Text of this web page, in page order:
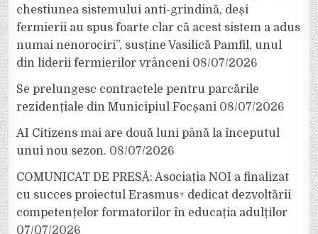
chestiunea sistemului anti-grindină, deși
fermierii au spus foarte clar că acest sistem a adus
numai nenorociri”, susține Vasilică Pamfil, unul
din liderii fermierilor vrânceni 08/07/2026
Se prelungesc contractele pentru parcările
rezidențiale din Municipiul Focșani 08/07/2026
AI Citizens mai are două luni până la începutul
unui nou sezon. 08/07/2026
COMUNICAT DE PRESĂ: Asociația NOI a finalizat
cu succes proiectul Erasmus+ dedicat dezvoltării
competențelor formatorilor în educația adulților
07/07/2026